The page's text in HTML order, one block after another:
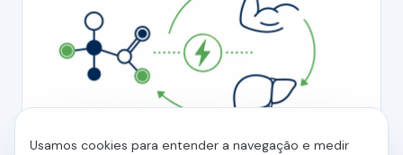
Usamos cookies para entender a navegação e medir